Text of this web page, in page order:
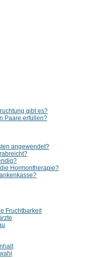
gibt es?
Paare erfüllen?
angewendet?
Hormontherapie?
Fruchtbarkeit